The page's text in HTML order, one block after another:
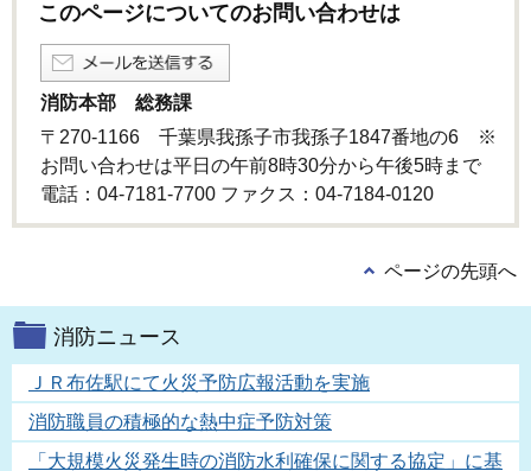
このページについてのお問い合わせは
消防本部 総務課
〒270-1166 千葉県我孫子市我孫子1847番地の6 ※
お問い合わせは平日の午前8時30分から午後5時まで
電話：04-7181-7700 ファクス：04-7184-0120
ページの先頭へ
消防ニュース
ＪＲ布佐駅にて火災予防広報活動を実施
消防職員の積極的な熱中症予防対策
「大規模火災発生時の消防水利確保に関する協定」に基